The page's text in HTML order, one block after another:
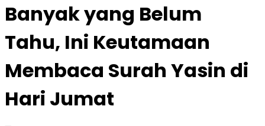
Banyak yang Belum
Tahu, Ini Keutamaan
Membaca Surah Yasin di
Hari Jumat